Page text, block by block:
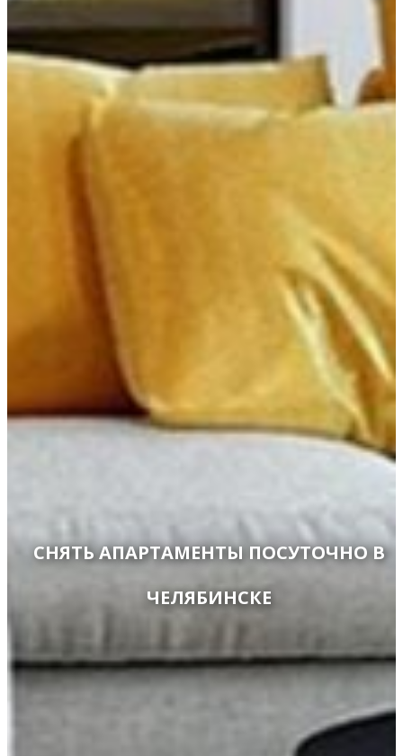
СНЯТЬ АПАРТАМЕНТЫ ПОСУТОЧНО В
ЧЕЛЯБИНСКЕ